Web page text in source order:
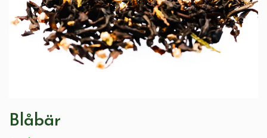
Blåbär